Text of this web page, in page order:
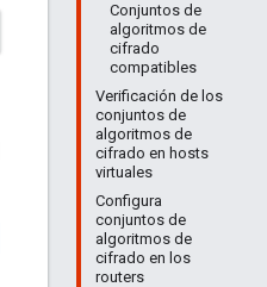
Conjuntos de
algoritmos de
cifrado
compatibles
Verificación de los
conjuntos de
algoritmos de
cifrado en hosts
virtuales
Configura
conjuntos de
algoritmos de
cifrado en los
routers